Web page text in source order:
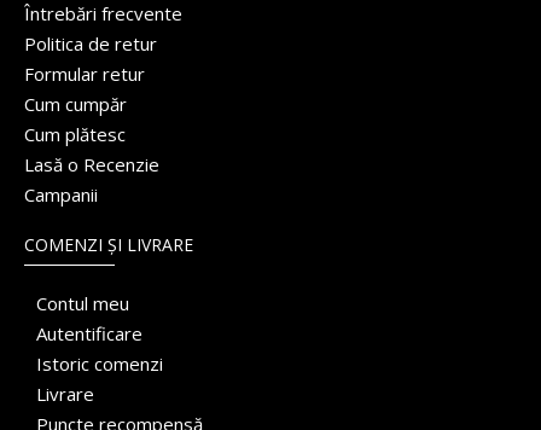
Întrebări frecvente
Politica de retur
Formular retur
Cum cumpăr
Cum plătesc
Lasă o Recenzie
Campanii
COMENZI ȘI LIVRARE
Contul meu
Autentificare
Istoric comenzi
Livrare
Puncte recompensă